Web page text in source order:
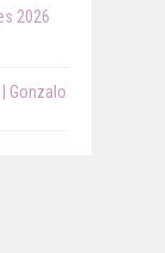
2026
Gonzalo